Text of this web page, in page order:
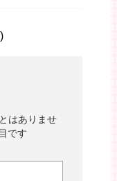
はありませ
です